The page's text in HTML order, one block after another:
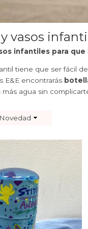
vasos
infantiles para
tiene que ser fácil
E&E encontrarás
agua sin
Novedad